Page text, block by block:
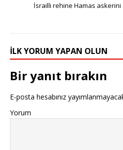
İsrailli rehine Hamas askerini
İLK YORUM YAPAN OLUN
Bir yanıt bırakın
E-posta hesabınız
Yorum